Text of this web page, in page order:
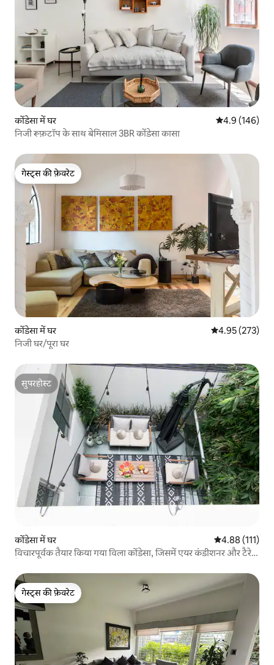
कोंडेसा में घर औसत रेटिंग 5 में
4.9 (146)
निजी रूफ़टॉप के साथ बेमिसाल 3BR कोंडेसा कासा
गेस्ट्स की फ़ेवरेट
गेस्ट्स की फ़ेवरेट
कोंडेसा में घर औसत रेटिंग 5 में से
4.95 (273)
निजी घर/पूरा घर
सुपरहोस्ट
सुपरहोस्ट
कोंडेसा में घर औसत रेटिंग 5 में से
4.88 (111)
विचारपूर्वक तैयार किया गया विला कोंडेसा, जिसमें एयर कंडीशनर और टैरेस
गेस्ट्स की फ़ेवरेट
गेस्ट्स की फ़ेवरेट